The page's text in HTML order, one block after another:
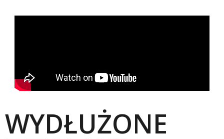
WYDŁUŻONE